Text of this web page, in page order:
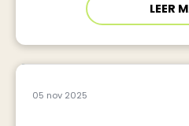
LEER
05 nov 2025